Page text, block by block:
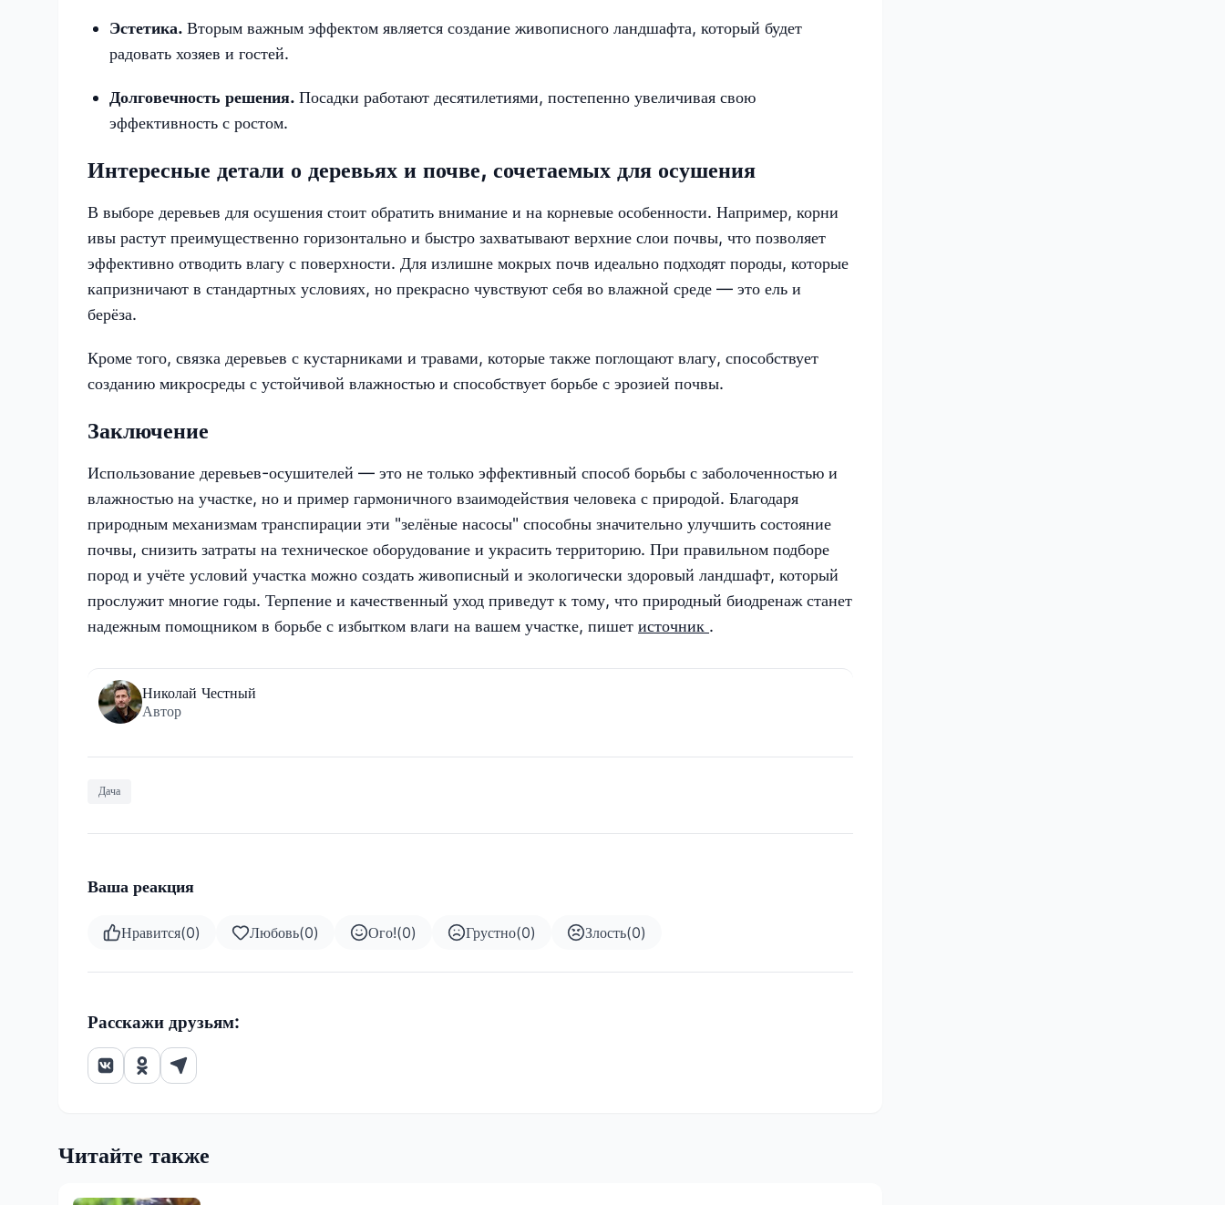
Эстетика. Вторым важным эффектом является создание живописного ландшафта, который будет
радовать хозяев и гостей.
Долговечность решения. Посадки работают десятилетиями, постепенно увеличивая свою
эффективность с ростом.
Интересные детали о деревьях и почве, сочетаемых для осушения
В выборе деревьев для осушения стоит обратить внимание и на корневые особенности. Например, корни
ивы растут преимущественно горизонтально и быстро захватывают верхние слои почвы, что позволяет
эффективно отводить влагу с поверхности. Для излишне мокрых почв идеально подходят породы, которые
капризничают в стандартных условиях, но прекрасно чувствуют себя во влажной среде — это ель и
берёза.
Кроме того, связка деревьев с кустарниками и травами, которые также поглощают влагу, способствует
созданию микросреды с устойчивой влажностью и способствует борьбе с эрозией почвы.
Заключение
Использование деревьев-осушителей — это не только эффективный способ борьбы с заболоченностью и
влажностью на участке, но и пример гармоничного взаимодействия человека с природой. Благодаря
природным механизмам транспирации эти "зелёные насосы" способны значительно улучшить состояние
почвы, снизить затраты на техническое оборудование и украсить территорию. При правильном подборе
пород и учёте условий участка можно создать живописный и экологически здоровый ландшафт, который
прослужит многие годы. Терпение и качественный уход приведут к тому, что природный биодренаж станет
надежным помощником в борьбе с избытком влаги на вашем участке, пишет источник .
Николай Честный
Автор
Дача
Ваша реакция
Нравится(0) Любовь(0) Ого!(0) Грустно(0) Злость(0)
Расскажи друзьям:
Читайте также